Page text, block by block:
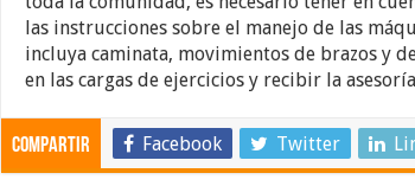
las instrucciones sobre el manejo de las
incluya caminata, movimientos de brazos y
en las cargas de ejercicios y recibir la
Compartir Facebook Twitter